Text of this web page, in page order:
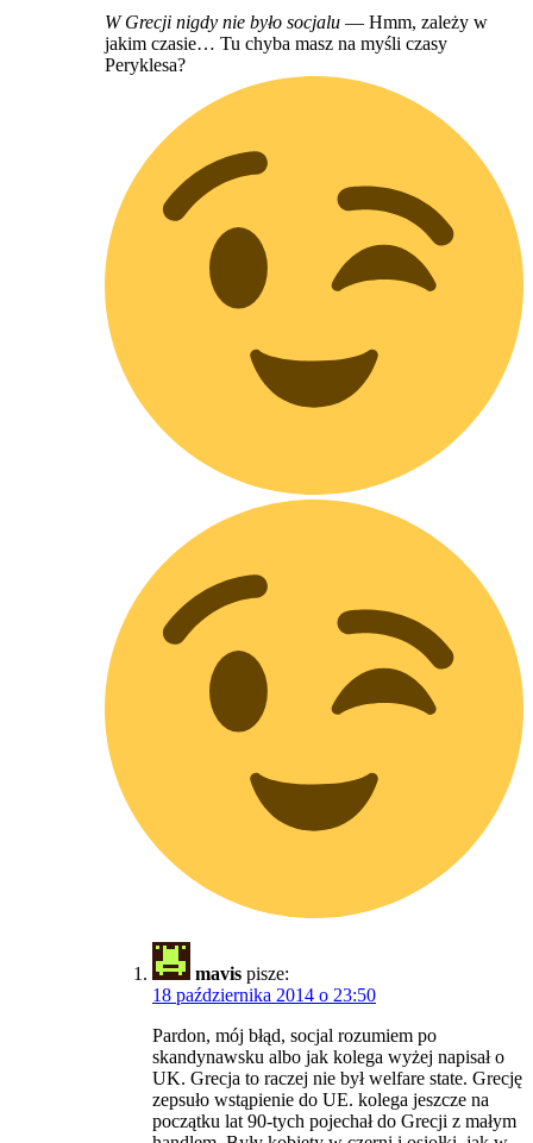
W Grecji nigdy nie było socjalu — Hmm, zależy w
jakim czasie… Tu chyba masz na myśli czasy
Peryklesa?
mavis pisze:
18 października 2014 o 23:50
Pardon, mój błąd, socjal rozumiem po
skandynawsku albo jak kolega wyżej napisał o
UK. Grecja to raczej nie był welfare state. Grecję
zepsuło wstąpienie do UE. kolega jeszcze na
początku lat 90-tych pojechał do Grecji z małym